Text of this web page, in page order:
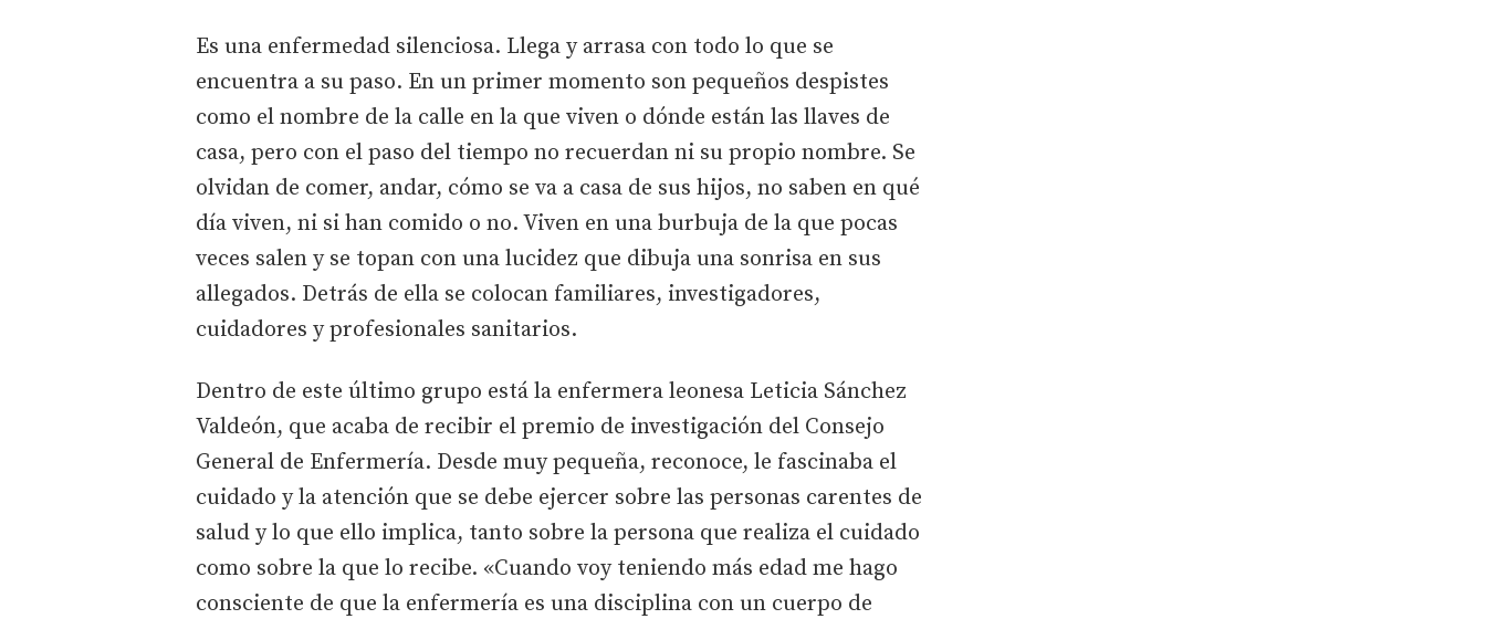
Es una enfermedad silenciosa. Llega y arrasa con todo lo que se
encuentra a su paso. En un primer momento son pequeños despistes
como el nombre de la calle en la que viven o dónde están las llaves de
casa, pero con el paso del tiempo no recuerdan ni su propio nombre. Se
olvidan de comer, andar, cómo se va a casa de sus hijos, no saben en qué
día viven, ni si han comido o no. Viven en una burbuja de la que pocas
veces salen y se topan con una lucidez que dibuja una sonrisa en sus
allegados. Detrás de ella se colocan familiares, investigadores,
cuidadores y profesionales sanitarios.
Dentro de este último grupo está la enfermera leonesa Leticia Sánchez
Valdeón, que acaba de recibir el premio de investigación del Consejo
General de Enfermería. Desde muy pequeña, reconoce, le fascinaba el
cuidado y la atención que se debe ejercer sobre las personas carentes de
salud y lo que ello implica, tanto sobre la persona que realiza el cuidado
como sobre la que lo recibe. «Cuando voy teniendo más edad me hago
consciente de que la enfermería es una disciplina con un cuerpo de